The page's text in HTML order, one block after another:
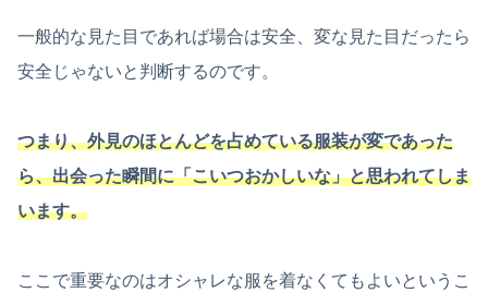
一般的な見た目であれば場合は安全、変な見た目だったら
安全じゃないと判断するのです。
つまり、外見のほとんどを占めている服装が変であった
ら、出会った瞬間に「こいつおかしいな」と思われてしま
います。
ここで重要なのはオシャレな服を着なくてもよいというこ